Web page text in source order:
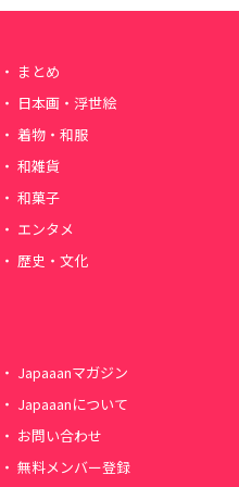
まとめ
日本画・浮世絵
着物・和服
和雑貨
和菓子
エンタメ
歴史・文化
Japaaanマガジン
Japaaanについて
お問い合わせ
無料メンバー登録